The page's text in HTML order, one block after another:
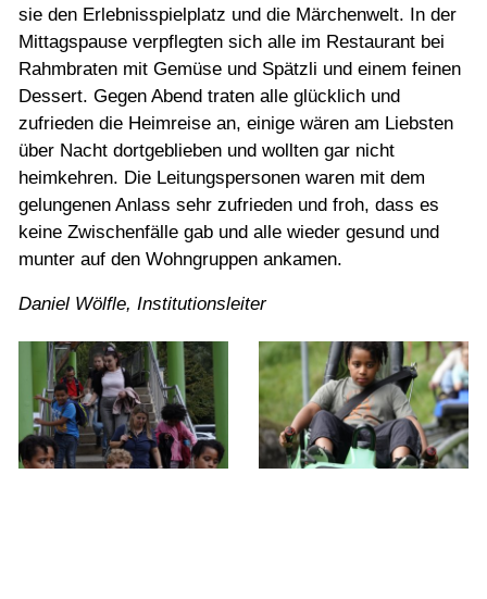
sie den Erlebnisspielplatz und die Märchenwelt. In der
Mittagspause verpflegten sich alle im Restaurant bei
Rahmbraten mit Gemüse und Spätzli und einem feinen
Dessert. Gegen Abend traten alle glücklich und
zufrieden die Heimreise an, einige wären am Liebsten
über Nacht dortgeblieben und wollten gar nicht
heimkehren. Die Leitungspersonen waren mit dem
gelungenen Anlass sehr zufrieden und froh, dass es
keine Zwischenfälle gab und alle wieder gesund und
munter auf den Wohngruppen ankamen.
Daniel Wölfle, Institutionsleiter